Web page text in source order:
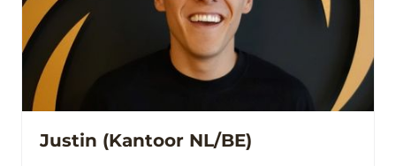
Justin (Kantoor NL/BE)